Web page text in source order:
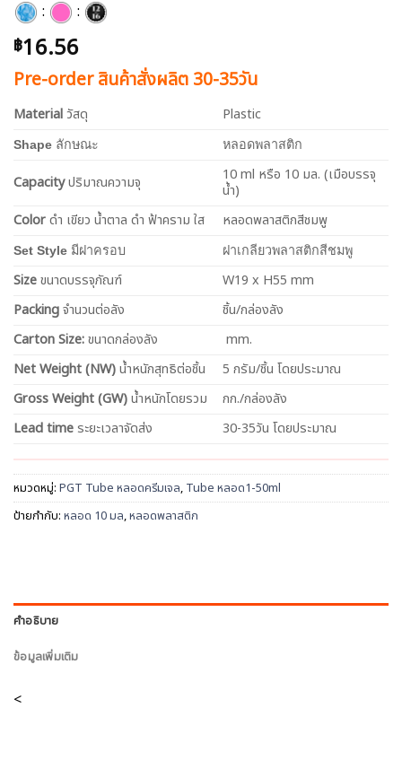
: :
฿16.56
Pre-order สินค้าสั่งผลิต 30-35วัน
Material วัสดุ Plastic
Shape ลักษณะ หลอดพลาสติก
Capacityปริมาณความจุ
10 ml หรือ 10 มล. (เมือบรรจุ
น้ำ)
Colorดำ เขียว น้ำตาล ดำ ฟ้าคราม ใส หลอดพลาสติกสีชมพู
Set Style มีฝาครอบ ฝาเกลียวพลาสติกสีชมพู
Sizeขนาดบรรจุภัณฑ์
W19 x H55 mm
Packingจำนวนต่อลัง
ชิ้น/กล่องลัง
Carton Size:ขนาดกล่องลัง
mm.
NetWeight (NW)น้ำหนักสุทธิต่อชิ้น
5 กรัม/ชิ้น โดยประมาณ
Gross Weight (GW)น้ำหนักโดยรวม
กก./กล่องลัง
Lead time ระยะเวลาจัดส่ง 30-35วัน โดยประมาณ
หมวดหมู่: PGT Tube หลอดครีมเจล, Tube หลอด1-50ml
ป้ายกำกับ: หลอด 10 มล,หลอดพลาสติก
คำอธิบาย
ข้อมูลเพิ่มเติม
<